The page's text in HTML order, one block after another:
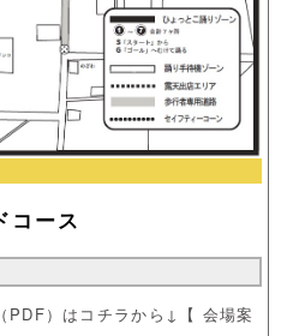
コース
PDF）はコチラから↓【 会場案